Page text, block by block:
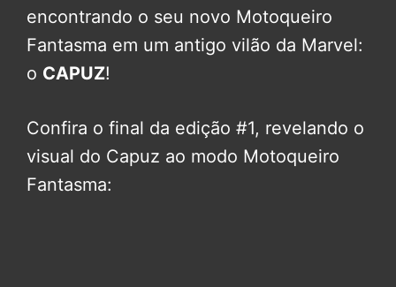
encontrando o seu novo Motoqueiro
Fantasma em um antigo vilão da Marvel:
o CAPUZ!
Confira o final da edição #1, revelando o
visual do Capuz ao modo Motoqueiro
Fantasma: